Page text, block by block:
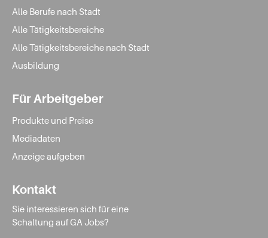
Alle Berufe nach Stadt
Alle Tätigkeitsbereiche
Alle Tätigkeitsbereiche nach Stadt
Ausbildung
Für Arbeitgeber
Produkte und Preise
Mediadaten
Anzeige aufgeben
Kontakt
Sie interessieren sich für eine
Schaltung auf GA Jobs?